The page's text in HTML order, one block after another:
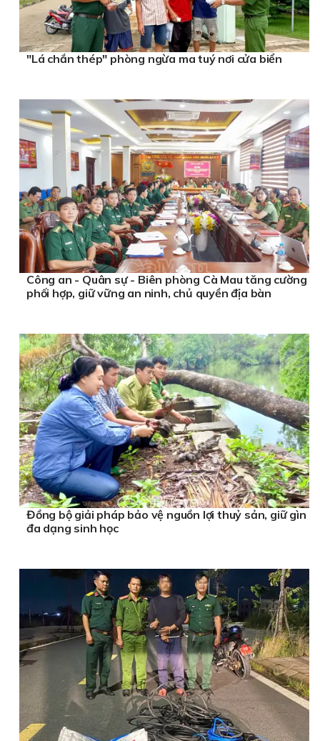
"Lá chắn thép" phòng ngừa ma tuý nơi cửa biển
Công an - Quân sự - Biên phòng Cà Mau tăng cường
phối hợp, giữ vững an ninh, chủ quyền địa bàn
Đồng bộ giải pháp bảo vệ nguồn lợi thuỷ sản, giữ gìn
đa dạng sinh học